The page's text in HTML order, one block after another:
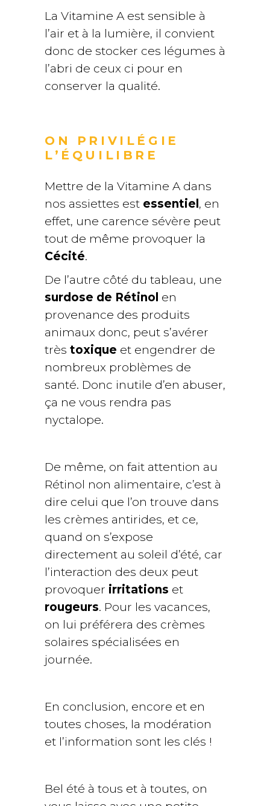
La Vitamine A est sensible à
l’air et à la lumière, il convient
donc de stocker ces légumes à
l’abri de ceux ci pour en
conserver la qualité.
ON PRIVILÉGIE
L’ÉQUILIBRE
Mettre de la Vitamine A dans
nos assiettes est essentiel , en
effet, une carence sévère peut
tout de même provoquer la
Cécité.
De l’autre côté du tableau, une
surdose de Rétinol en
provenance des produits
animaux donc, peut s’avérer
très toxique et engendrer de
nombreux problèmes de
santé. Donc inutile d’en abuser,
ça ne vous rendra pas
nyctalope.
De même, on fait attention au
Rétinol non alimentaire, c’est à
dire celui que l’on trouve dans
les crèmes antirides, et ce,
quand on s’expose
directement au soleil d’été, car
l’interaction des deux peut
provoquer irritations et
rougeurs. Pour les vacances,
on lui préférera des crèmes
solaires spécialisées en
journée.
En conclusion, encore et en
toutes choses, la modération
et l’information sont les clés !
Bel été à tous et à toutes, on